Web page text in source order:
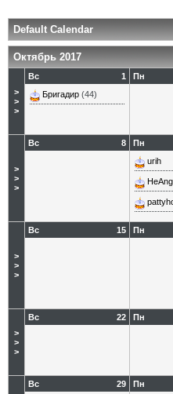
Default Calendar
Октябрь 2017
>
>
>
1
Вс
Бригадир (44)
Пн
>
>
>
8
Вс
Пн
urih
>
>
>
15
Вс Пн
>
>
>
22
Вс Пн
29
Вс
Пн